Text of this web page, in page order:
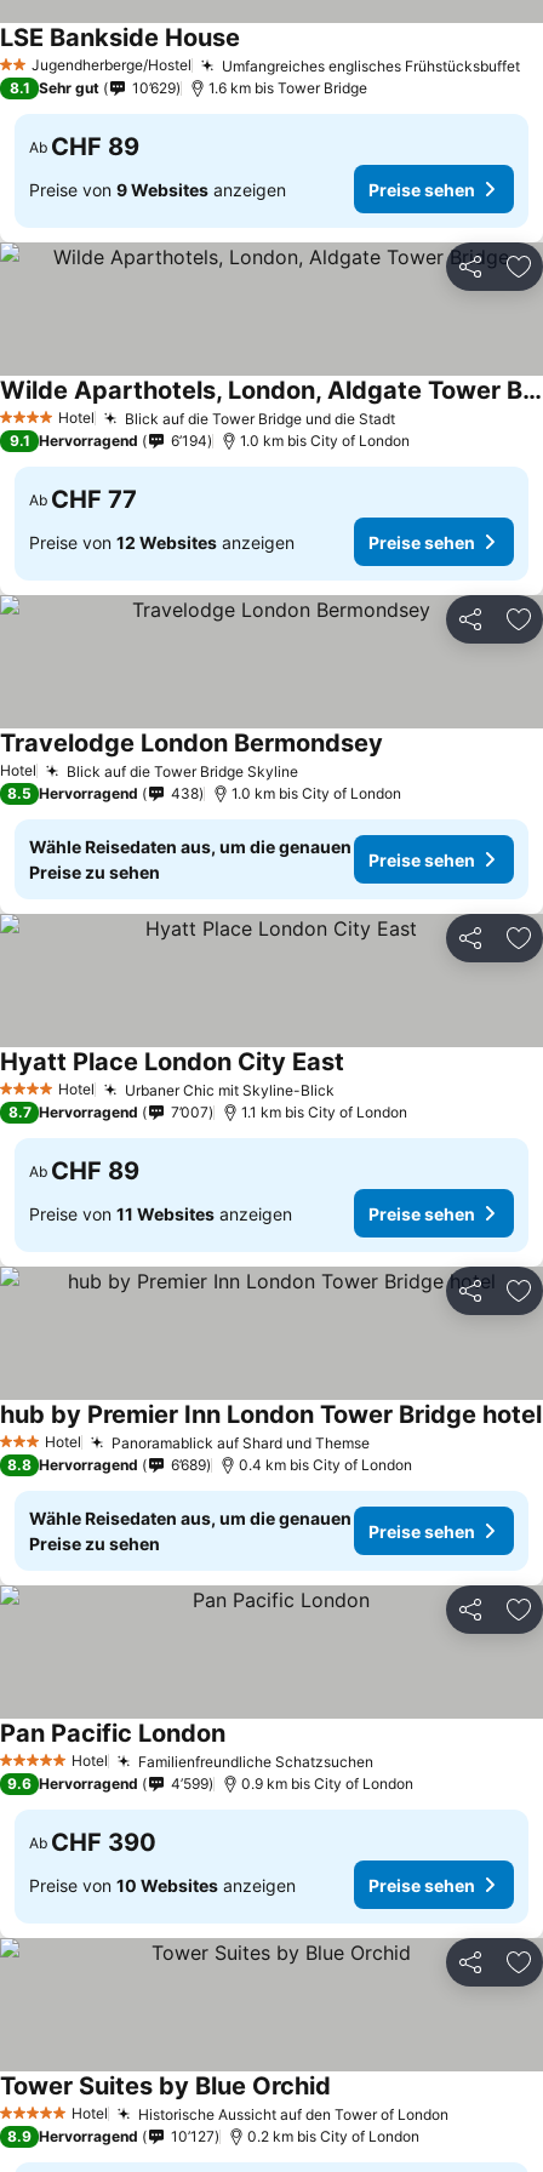
2 SterneJugendherberge/Hostel Umfangreiches englisches Frühstücksbuffet
LSE Bankside House
8.1 Sehr gut 10’629 1.6 km bis Tower Bridge
Ab CHF 89
Preise von 9 Websites anzeigen Preise sehen
Teilen
4 Sterne Hotel Blick auf die Tower Bridge und die StadtPreise sehen
Wilde Aparthotels, London, Aldgate Tower Bridge
Preise sehen
9.1 Hervorragend 6’194 1.0 km bis City of London
Ab CHF 77
Preise von 12 Websites anzeigen Preise sehen
Teilen
Hotel Blick auf die Tower Bridge SkylinePreise sehen
Travelodge London Bermondsey
8.5 Hervorragend 438 1.0 km bis City of London
Wähle Reisedaten aus, um die genauen
Preise zu sehen
Preise sehen
Teilen
4 Sterne Hotel Urbaner Chic mit Skyline-Blick
Hyatt Place London City East
8.7 Hervorragend 7’007 1.1 km bis City of London
Ab CHF 89
Preise von 11 Websites anzeigen Preise sehen
Teilen
3 SterneHotel Panoramablick auf Shard und ThemsePreise sehen
hub by Premier Inn London Tower Bridge hotel
8.8 Hervorragend 6’689 0.4 km bis City of London
Wähle Reisedaten aus, um die genauen
Preise zu sehen
Preise sehen
Teilen
5 Sterne Hotel Familienfreundliche Schatzsuchen
Pan Pacific LondonPreise sehen
9.6 Hervorragend 4’599 0.9 km bis City of London
Ab CHF 390
Preise von 10 Websites anzeigen Preise sehen
Teilen
5 Sterne Hotel Historische Aussicht auf den Tower of London
Tower Suites by Blue Orchid
8.9 Hervorragend 10’127 0.2 km bis City of London